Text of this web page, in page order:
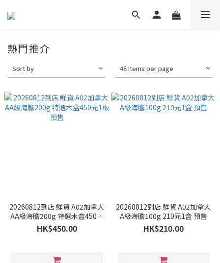
熱門推介
Sort by 48 Items per page
20260812到店 鮮貨 A02加拿大
AA級海膽200g 特選木盒450元
1板 預售
HK$450.00
20260812到店 鮮貨 A02加拿大
A級海膽100g 210元1盒 預售
HK$210.00